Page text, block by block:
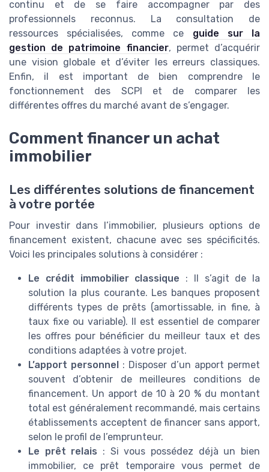
continu et de se faire accompagner par des
professionnels reconnus. La consultation de
ressources spécialisées, comme ce guide sur la
gestion de patrimoine financier, permet d’acquérir
une vision globale et d’éviter les erreurs classiques.
Enfin, il est important de bien comprendre le
fonctionnement des SCPI et de comparer les
différentes offres du marché avant de s’engager.
Comment financer un achat
immobilier
Les différentes solutions de financement
à votre portée
Pour investir dans l’immobilier, plusieurs options de
financement existent, chacune avec ses spécificités.
Voici les principales solutions à considérer :
Le crédit immobilier classique : Il s’agit de la
solution la plus courante. Les banques proposent
différents types de prêts (amortissable, in fine, à
taux fixe ou variable). Il est essentiel de comparer
les offres pour bénéficier du meilleur taux et des
conditions adaptées à votre projet.
L’apport personnel : Disposer d’un apport permet
souvent d’obtenir de meilleures conditions de
financement. Un apport de 10 à 20 % du montant
total est généralement recommandé, mais certains
établissements acceptent de financer sans apport,
selon le profil de l’emprunteur.
Le prêt relais : Si vous possédez déjà un bien
immobilier, ce prêt temporaire vous permet de